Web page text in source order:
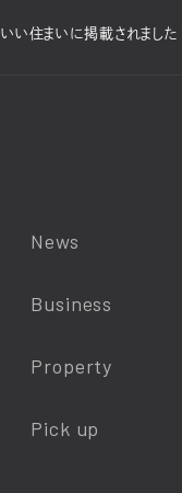
いい住まいに掲載されました
News
Business
Property
Pick up